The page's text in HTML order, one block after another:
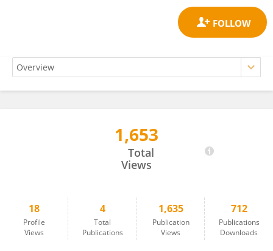
1,653
Total
Views
18
Profile
Views
4
Total
Publications
1,635
Publication
Views
712
Publications
Downloads